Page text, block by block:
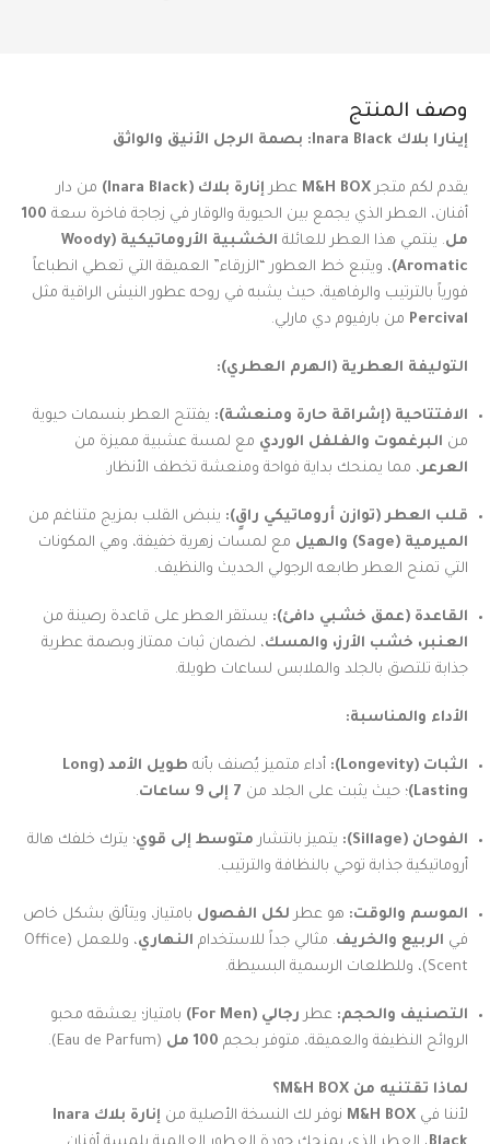
وصف المنتج
إينارا بلاك Inara Black: بصمة الرجل الأنيق والواثق
يقدم لكم متجر M&H BOX عطر إنارة بلاك (Inara Black)
من دار
أفنان، العطر الذي يجمع بين الحيوية والوقار في زجاجة فاخرة سعة 100
مل. ينتمي هذا العطر للعائلة
الخشبية الأروماتيكية (Woody
Aromatic) ، ويتبع خط العطور “الزرقاء” العميقة التي تعطي انطباعاً
فورياً بالترتيب والرفاهية، حيث يشبه في روحه عطور النيش الراقية مثل
Percival من بارفيوم دي مارلي.
التوليفة العطرية (الهرم العطري):
الافتتاحية (إشراقة حارة ومنعشة): يفتتح العطر بنسمات حيوية
من البرغموت والفلفل الوردي مع لمسة عشبية مميزة من
العرعر ، مما يمنحك بداية فواحة ومنعشة تخطف الأنظار.
قلب العطر (توازن أروماتيكي راقٍ): ينبض القلب بمزيج متناغم من
الميرمية (Sage) والهيل
مع لمسات زهرية خفيفة، وهي المكونات
التي تمنح العطر طابعه الرجولي الحديث والنظيف.
القاعدة (عمق خشبي دافئ): يستقر العطر على قاعدة رصينة من
العنبر، خشب الأرز، والمسك، لضمان ثبات ممتاز وبصمة عطرية
جذابة تلتصق بالجلد والملابس لساعات طويلة.
الأداء والمناسبة:
الثبات (Longevity): أداء متميز يُصنف بأنه
طويل الأمد (Long
Lasting) ؛ حيث يثبت على الجلد من 7 إلى 9 ساعات .
الفوحان (Sillage): يتميز بانتشار متوسط إلى قوي؛ يترك خلفك هالة
أروماتيكية جذابة توحي بالنظافة والترتيب.
الموسم والوقت: هو عطر لكل الفصول بامتياز، ويتألق بشكل خاص
في الربيع والخريف. مثالي جداً للاستخدام النهاري
، وللعمل (Office
Scent)، وللطلعات الرسمية البسيطة.
التصنيف والحجم: عطر رجالي (For Men)
بامتياز؛ يعشقه محبو
الروائح النظيفة والعميقة، متوفر بحجم 100 مل (Eau de Parfum).
لماذا تقتنيه من M&H BOX؟
لأننا في M&H BOX نوفر لك النسخة الأصلية من
إنارة بلاك Inara